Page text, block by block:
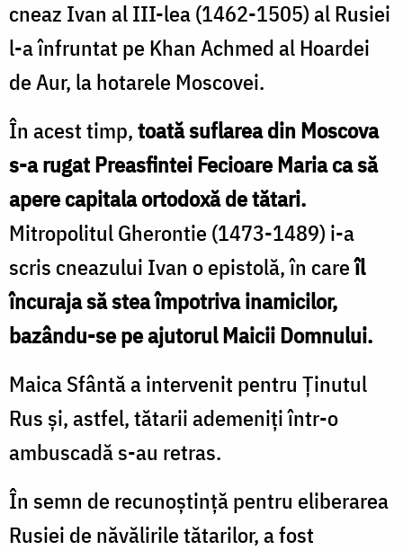
cneaz Ivan al III-lea (1462-1505) al Rusiei
l-a înfruntat pe Khan Achmed al Hoardei
de Aur, la hotarele Moscovei.
În acest timp,toată suflarea din Moscova
s-a rugat Preasfintei Fecioare Maria ca să
apere capitala ortodoxă de tătari.
Mitropolitul Gherontie (1473-1489) i-a
scris cneazului Ivan o epistolă, în careîl
încuraja să stea împotriva inamicilor,
bazându-se pe ajutorul Maicii Domnului.
Maica Sfântă a intervenit pentru Ținutul
Rus și, astfel, tătarii ademeniți într-o
ambuscadă s-au retras.
În semn de recunoștință pentru eliberarea
Rusiei de năvălirile tătarilor, a fost